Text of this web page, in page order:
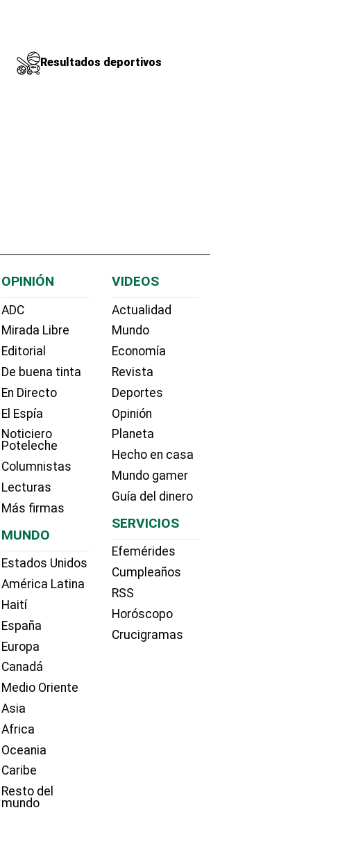
Resultados deportivos
OPINIÓN
ADC
Mirada Libre
Editorial
De buena tinta
En Directo
El Espía
Noticiero
Poteleche
Columnistas
Lecturas
Más firmas
MUNDO
Estados Unidos
América Latina
Haití
España
Europa
Canadá
Medio Oriente
Asia
Africa
Oceania
Caribe
Resto del
mundo
VIDEOS
Actualidad
Mundo
Economía
Revista
Deportes
Opinión
Planeta
Hecho en casa
Mundo gamer
Guía del dinero
SERVICIOS
Efemérides
Cumpleaños
RSS
Horóscopo
Crucigramas